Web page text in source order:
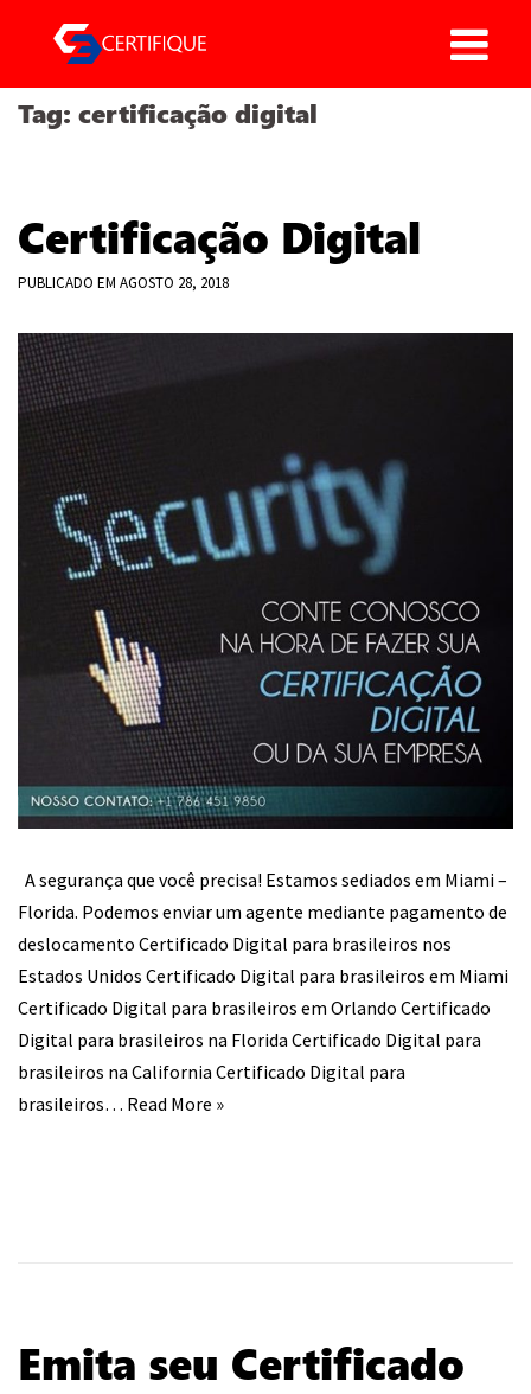
conteúdo
Tag: certificação digital
Certificação Digital
PUBLICADO EM AGOSTO 28, 2018
A segurança que você precisa! Estamos sediados em Miami –
Florida. Podemos enviar um agente mediante pagamento de
deslocamento​ Certificado Digital para brasileiros nos
Estados Unidos Certificado Digital para brasileiros em Miami
Certificado Digital para brasileiros em Orlando Certificado
Digital para brasileiros na Florida Certificado Digital para
brasileiros na California Certificado Digital para
brasileiros… Read More »
Emita seu Certificado